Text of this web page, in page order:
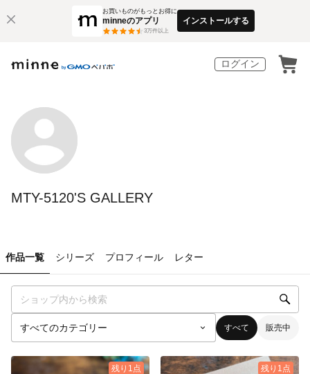
お買いものがもっとお得に
minneのアプリ
3万件以上
インストールする
ログイン
MTY-5120'S GALLERY
作品一覧 シリーズ プロフィール レター
すべて 販売中
残り1点 残り1点